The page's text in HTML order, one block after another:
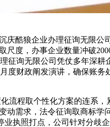
酷狼企业办理征询无限公
尺度，办事企业数量冲破
征询无限公司凭仗多年深
度财政阐发演讲，确保账
程取个性化方案的连系，
动需求，法令征询取商标
执照打点，公司针对分